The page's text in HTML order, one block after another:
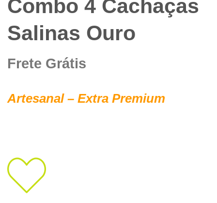
Combo 4 Cachaças
Salinas Ouro
Frete Grátis
Artesanal – Extra Premium